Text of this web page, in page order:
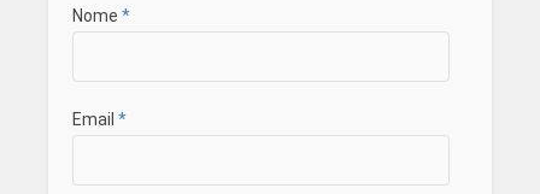
Nome *
Email *